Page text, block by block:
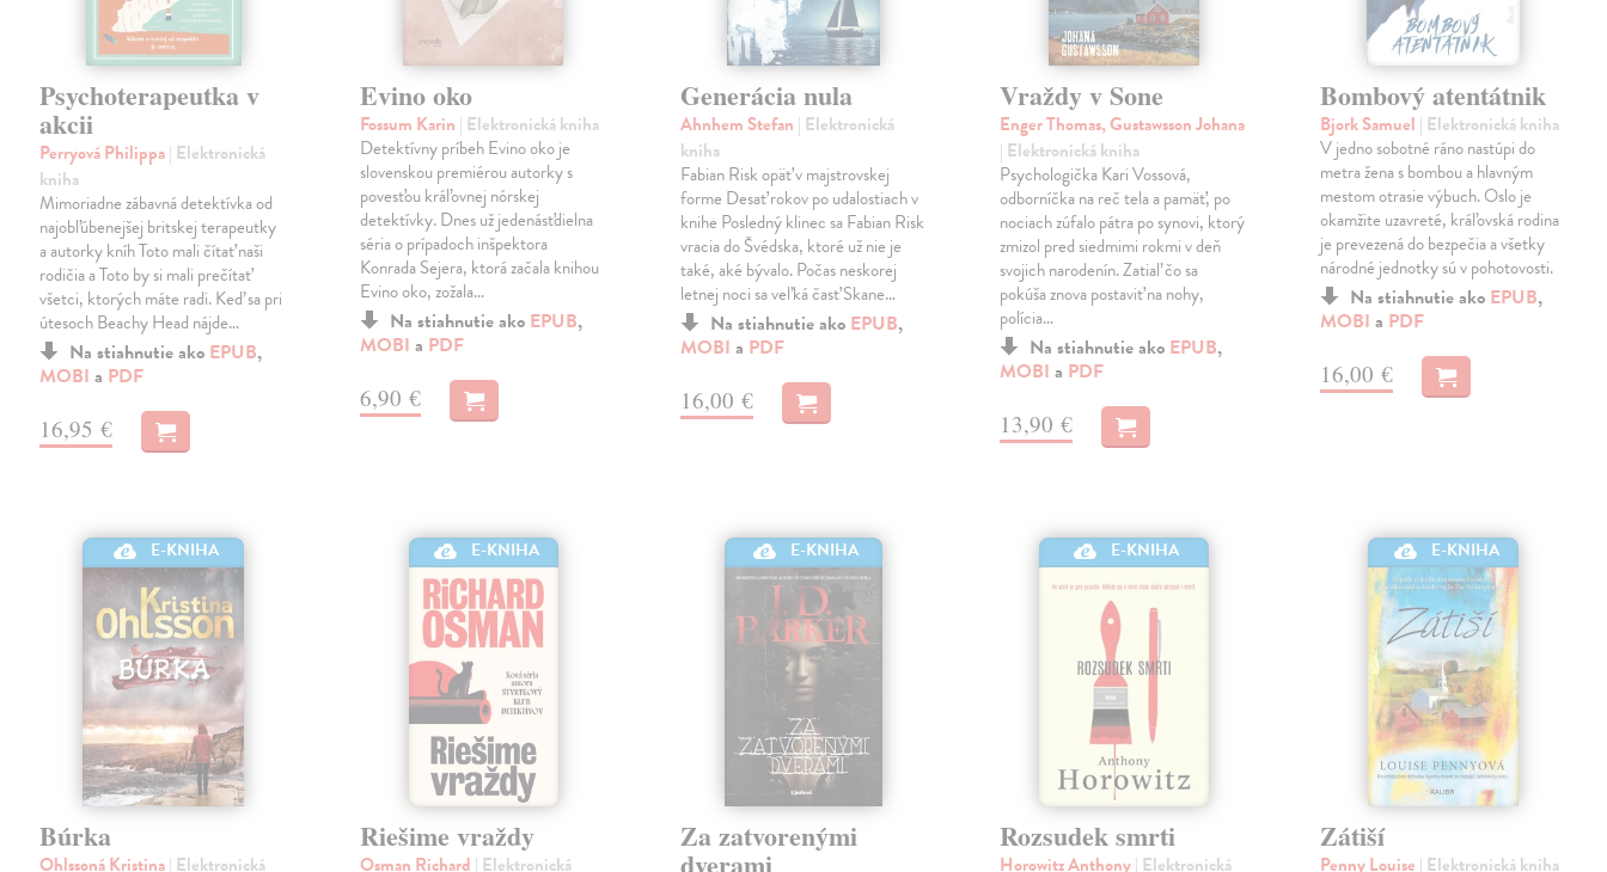
Psychoterapeutka v
akcii
Perryová Philippa| Elektronická
kniha
Mimoriadne zábavná detektívka od
najobľúbenejšej britskej terapeutky
a autorky kníh Toto mali čítať naši
rodičia a Toto by si mali prečítať
všetci, ktorých máte radi. Keď sa pri
útesoch Beachy Head nájde…
Na stiahnutie ako EPUB,
MOBI a PDF
16,95 €
Evino oko
Fossum Karin | Elektronická kniha
Detektívny príbeh Evino oko je
slovenskou premiérou autorky s
povesťou kráľovnej nórskej
detektívky. Dnes už jedenásťdielna
séria o prípadoch inšpektora
Konrada Sejera, ktorá začala knihou
Evino oko, zožala…
Na stiahnutie ako EPUB,
MOBI a PDF
6,90 €
Generácia nula
Ahnhem Stefan | Elektronická
kniha
Fabian Risk opäť v majstrovskej
forme Desať rokov po udalostiach v
knihe Posledný klinec sa Fabian Risk
vracia do Švédska, ktoré už nie je
také, aké bývalo. Počas neskorej
letnej noci sa veľká časť Skane…
Na stiahnutie ako EPUB,
MOBI a PDF
16,00 €
Vraždy v Sone
Enger Thomas, Gustawsson Johana
| Elektronická kniha
Psychologička Kari Vossová,
odborníčka na reč tela a pamäť, po
nociach zúfalo pátra po synovi, ktorý
zmizol pred siedmimi rokmi v deň
svojich narodenín. Zatiaľ čo sa
pokúša znova postaviť na nohy,
polícia…
Na stiahnutie ako EPUB,
MOBI a PDF
13,90 €
Bombový atentátnik
Bjork Samuel | Elektronická kniha
V jedno sobotné ráno nastúpi do
metra žena s bombou a hlavným
mestom otrasie výbuch. Oslo je
okamžite uzavreté, kráľovská rodina
je prevezená do bezpečia a všetky
národné jednotky sú v pohotovosti.
Na stiahnutie ako EPUB,
MOBI a PDF
16,00 €
E-KNIHA
Búrka
Ohlssoná Kristina| Elektronická
E-KNIHA
Riešime vraždy
Osman Richard | Elektronická
E-KNIHA
Za zatvorenými
E-KNIHA
Rozsudek smrti
Horowitz Anthony| Elektronická
E-KNIHA
Zátiší
Penny Louise | Elektronická kniha